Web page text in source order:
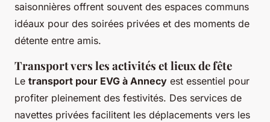
saisonnières offrent souvent des espaces communs
idéaux pour des soirées privées et des moments de
détente entre amis.
Transport vers les activités et lieux de fête
Le transport pour EVG à Annecy est essentiel pour
profiter pleinement des festivités. Des services de
navettes privées facilitent les déplacements vers les